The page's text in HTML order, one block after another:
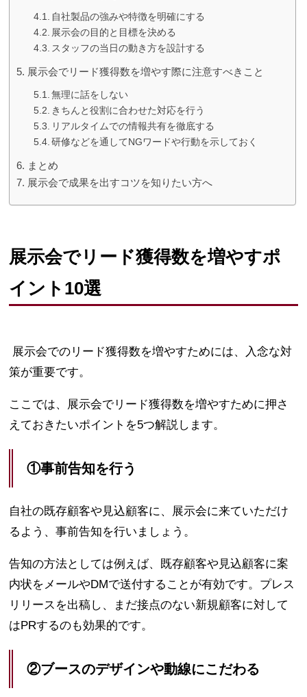
自社製品の強みや特徴を明確にする
展示会の目的と目標を決める
スタッフの当日の動き方を設計する
展示会でリード獲得数を増やす際に注意すべきこと
無理に話をしない
きちんと役割に合わせた対応を行う
リアルタイムでの情報共有を徹底する
研修などを通してNGワードや行動を示しておく
まとめ
展示会で成果を出すコツを知りたい方へ
展示会でリード獲得数を増やすポ
イント10選
展示会でのリード獲得数を増やすためには、入念な対
策が重要です。
ここでは、展示会でリード獲得数を増やすために押さ
えておきたいポイントを5つ解説します。
①事前告知を行う
自社の既存顧客や見込顧客に、展示会に来ていただけ
るよう、事前告知を行いましょう。
告知の方法としては例えば、既存顧客や見込顧客に案
内状をメールやDMで送付することが有効です。プレス
リリースを出稿し、まだ接点のない新規顧客に対して
はPRするのも効果的です。
②ブースのデザインや動線にこだわる